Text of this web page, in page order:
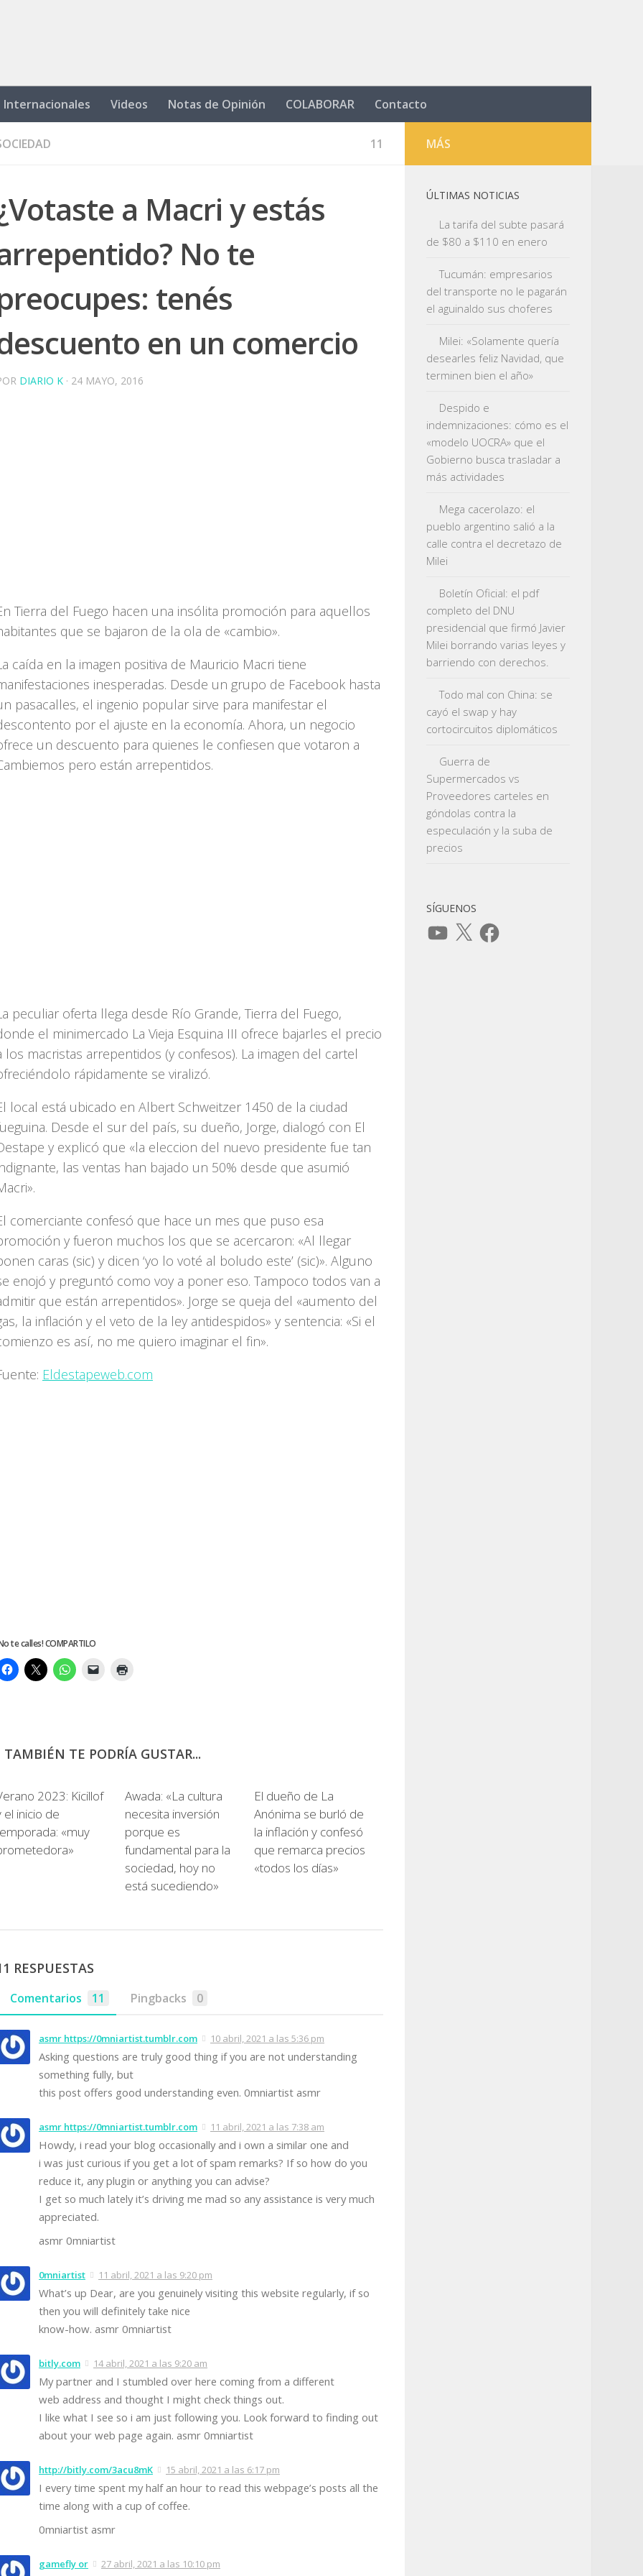
Internacionales Videos Notas de Opinión COLABORAR Contacto
11
a Macri y estás
No te
tenés
en un comercio
DIARIO K · 24 MAYO, 2016
Tierra del Fuego hacen una insólita promoción para aquellos
que se bajaron de la ola de «cambio».
caída en la imagen positiva de Mauricio Macri tiene
inesperadas. Desde un grupo de Facebook hasta
pasacalles, el ingenio popular sirve para manifestar el
por el ajuste en la economía. Ahora, un negocio
un descuento para quienes le confiesen que votaron a
pero están arrepentidos.
peculiar oferta llega desde Río Grande, Tierra del Fuego,
el minimercado La Vieja Esquina III ofrece bajarles el precio
los macristas arrepentidos (y confesos). La imagen del cartel
rápidamente se viralizó.
local está ubicado en Albert Schweitzer 1450 de la ciudad
Desde el sur del país, su dueño, Jorge, dialogó con El
y explicó que «la eleccion del nuevo presidente fue tan
las ventas han bajado un 50% desde que asumió
comerciante confesó que hace un mes que puso esa
y fueron muchos los que se acercaron: «Al llegar
caras (sic) y dicen ‘yo lo voté al boludo este’ (sic)». Alguno
enojó y preguntó como voy a poner eso. Tampoco todos van a
que están arrepentidos». Jorge se queja del «aumento del
la inflación y el veto de la ley antidespidos» y sentencia: «Si el
es así, no me quiero imaginar el fin».
Eldestapeweb.com
te calles! COMPARTILO
TAMBIÉN TE PODRÍA GUSTAR...
2023: Kicillof
el inicio de
«muy
Awada: «La cultura
necesita inversión
porque es
fundamental para la
sociedad, hoy no
está sucediendo»
El dueño de La
Anónima se burló de
la inflación y confesó
que remarca precios
«todos los días»
RESPUESTAS
Comentarios 11 Pingbacks 0
asmr https://0mniartist.tumblr.com 10 abril, 2021 a las 5:36 pm
Asking questions are truly good thing if you are not understanding
something fully, but
this post offers good understanding even. 0mniartist asmr
asmr https://0mniartist.tumblr.com 11 abril, 2021 a las 7:38 am
Howdy, i read your blog occasionally and i own a similar one and
i was just curious if you get a lot of spam remarks? If so how do you
reduce it, any plugin or anything you can advise?
I get so much lately it’s driving me mad so any assistance is very much
appreciated.
asmr 0mniartist
0mniartist 11 abril, 2021 a las 9:20 pm
What’s up Dear, are you genuinely visiting this website regularly, if so
then you will definitely take nice
know-how. asmr 0mniartist
bitly.com 14 abril, 2021 a las 9:20 am
My partner and I stumbled over here coming from a different
web address and thought I might check things out.
I like what I see so i am just following you. Look forward to finding out
about your web page again. asmr 0mniartist
http://bitly.com/3acu8mK 15 abril, 2021 a las 6:17 pm
I every time spent my half an hour to read this webpage’s posts all the
time along with a cup of coffee.
0mniartist asmr
gamefly or 27 abril, 2021 a las 10:10 pm
MÁS
ÚLTIMAS NOTICIAS
La tarifa del subte pasará
de $80 a $110 en enero
Tucumán: empresarios
del transporte no le pagarán
el aguinaldo sus choferes
Milei: «Solamente quería
desearles feliz Navidad, que
terminen bien el año»
Despido e
indemnizaciones: cómo es el
«modelo UOCRA» que el
Gobierno busca trasladar a
más actividades
Mega cacerolazo: el
pueblo argentino salió a la
calle contra el decretazo de
Milei
Boletín Oficial: el pdf
completo del DNU
presidencial que firmó Javier
Milei borrando varias leyes y
barriendo con derechos.
Todo mal con China: se
cayó el swap y hay
cortocircuitos diplomáticos
Guerra de
Supermercados vs
Proveedores carteles en
góndolas contra la
especulación y la suba de
precios
SÍGUENOS
YouTube
X Facebook